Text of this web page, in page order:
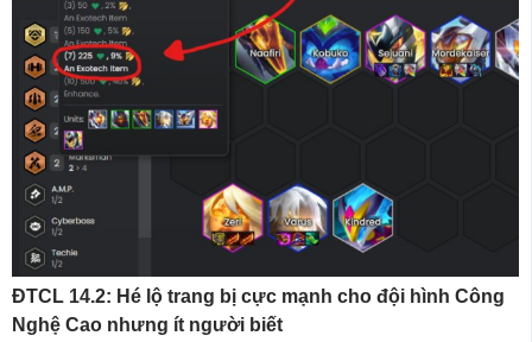
ĐTCL 14.2: Hé lộ trang bị cực mạnh cho đội hình Công
Nghệ Cao nhưng ít người biết